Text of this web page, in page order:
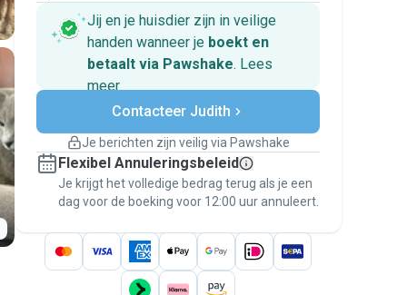
Jij en je huisdier zijn in veilige
handen wanneer je boekt en
betaalt via Pawshake. Lees
meer
Veilig betalen
Hulp als plannen veranderen
Regel alles via Pawshake — van eerste
bericht tot betaling — en geniet van de
Pawshake Garantie.
Contacteer Judith
Je berichten zijn veilig via Pawshake
Flexibel Annuleringsbeleid
Je krijgt het volledige bedrag terug als je een
dag voor de boeking voor 12:00 uur annuleert.